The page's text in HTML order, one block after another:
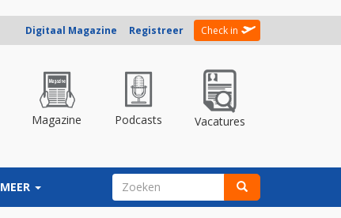
Digitaal Magazine Registreer Check in
Magazine Podcasts Vacatures
MEER ZOEKVELD